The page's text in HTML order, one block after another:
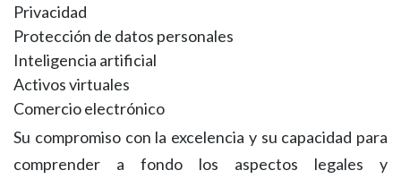
Privacidad
Protección de datos personales
Inteligencia artificial
Activos virtuales
Comercio electrónico
Su compromiso con la excelencia y su capacidad para
comprender a fondo los aspectos legales y